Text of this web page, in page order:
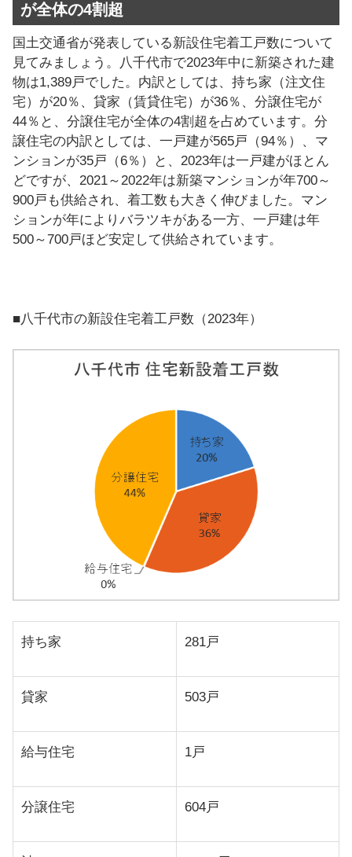
が全体の4割超
国土交通省が発表している新設住宅着工戸数について
見てみましょう。八千代市で2023年中に新築された建
物は1,389戸でした。内訳としては、持ち家（注文住
宅）が20％、貸家（賃貸住宅）が36％、分譲住宅が
44％と、分譲住宅が全体の4割超を占めています。分
譲住宅の内訳としては、一戸建が565戸（94％）、マ
ンションが35戸（6％）と、2023年は一戸建がほとん
どですが、2021～2022年は新築マンションが年700～
900戸も供給され、着工数も大きく伸びました。マン
ションが年によりバラツキがある一方、一戸建は年
500～700戸ほど安定して供給されています。
■八千代市の新設住宅着工戸数（2023年）
持ち家 281戸
貸家 503戸
給与住宅 1戸
分譲住宅 604戸